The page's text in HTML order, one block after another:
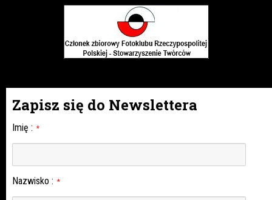
Zapisz się do Newslettera
Imię : *
Nazwisko : *